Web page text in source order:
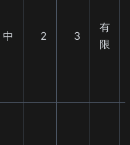
中 2 3
有
限